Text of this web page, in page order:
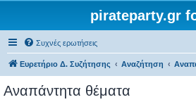
pirateparty.gr
Συχνές ερωτήσεις
Ευρετήριο Δ. Συζήτησης Αναζήτηση
Αναπάντητα θέματα